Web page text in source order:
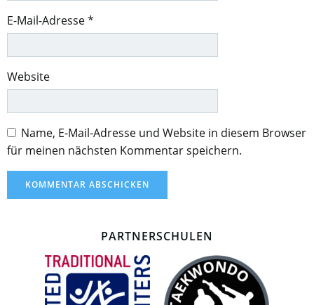
E-Mail-Adresse*
Website
Name, E-Mail-Adresse und Website in diesem Browser
für meinen nächsten Kommentar speichern.
PARTNERSCHULEN